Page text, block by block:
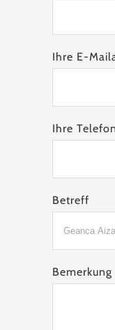
Ihre E-
Ihre
Betreff
Bemerkung